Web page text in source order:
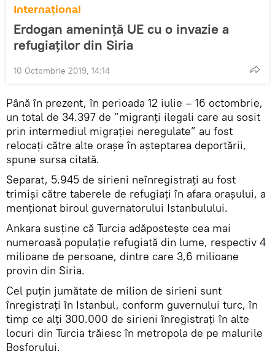
Internaţional
Erdogan amenință UE cu o invazie a
refugiaților din Siria
10 Octombrie 2019, 14:14
Până în prezent, în perioada 12 iulie – 16 octombrie,
un total de 34.397 de ”migranţi ilegali care au sosit
prin intermediul migraţiei neregulate” au fost
relocaţi către alte oraşe în aşteptarea deportării,
spune sursa citată.
Separat, 5.945 de sirieni neînregistraţi au fost
trimişi către taberele de refugiaţi în afara oraşului, a
menţionat biroul guvernatorului Istanbulului.
Ankara susţine că Turcia adăposteşte cea mai
numeroasă populaţie refugiată din lume, respectiv 4
milioane de persoane, dintre care 3,6 milioane
provin din Siria.
Cel puţin jumătate de milion de sirieni sunt
înregistraţi în Istanbul, conform guvernului turc, în
timp ce alţi 300.000 de sirieni înregistraţi în alte
locuri din Turcia trăiesc în metropola de pe malurile
Bosforului.